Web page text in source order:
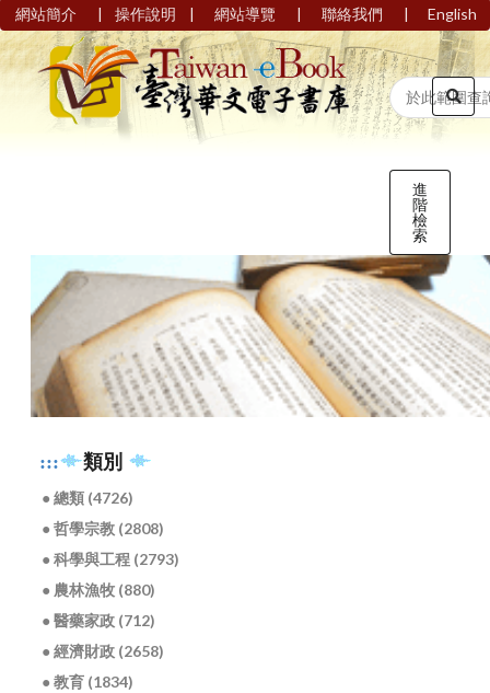
網站簡介 | 操作說明 | 網站導覽 | 聯絡我們 | English
進
階
檢
索
::: 類別
● 總類 (4726)
● 哲學宗教 (2808)
● 科學與工程 (2793)
● 農林漁牧 (880)
● 醫藥家政 (712)
● 經濟財政 (2658)
● 教育 (1834)